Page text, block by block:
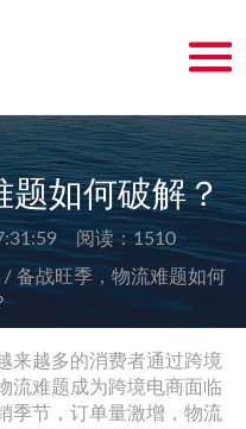
题如何破解？
阅读：1510
/ 备战旺季，物流难题如何
来越多的消费者通过跨境
流难题成为跨境电商面临
季节，订单量激增，物流